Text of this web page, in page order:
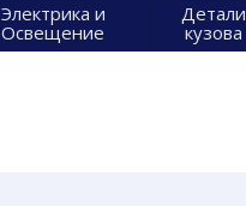
Электрика и
Освещение
Детали
кузова